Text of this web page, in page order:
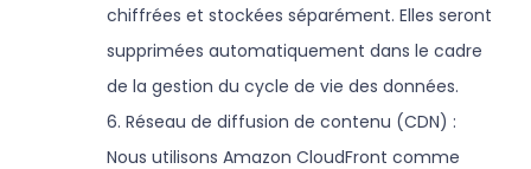
chiffrées et stockées séparément. Elles seront
supprimées automatiquement dans le cadre
de la gestion du cycle de vie des données.
6. Réseau de diffusion de contenu (CDN) :
Nous utilisons Amazon CloudFront comme